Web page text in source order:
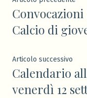
articoli
Calcio di
Articolo successivo
Calendario
venerdì 12